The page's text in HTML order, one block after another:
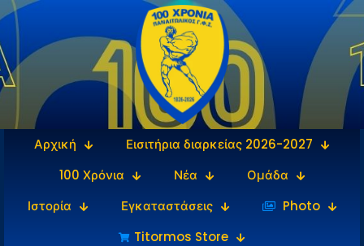
Αρχική
Εισιτήρια διαρκείας 2026-2027
100 Χρόνια
Νέα
Ομάδα
Ιστορία
Εγκαταστάσεις
‎‏‏‎ ‎Photo
Titormos Store